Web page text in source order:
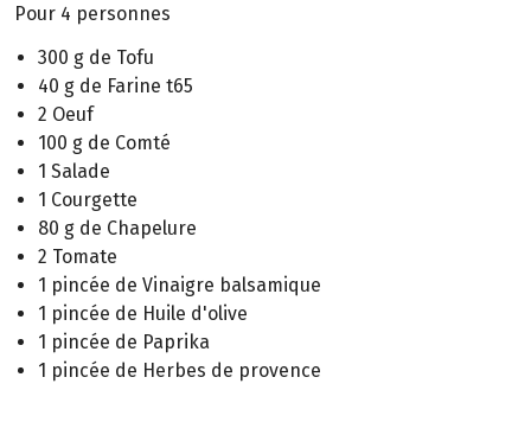
Pour 4 personnes
300 g de Tofu
40 g de Farine t65
2 Oeuf
100 g de Comté
1 Salade
1 Courgette
80 g de Chapelure
2 Tomate
1 pincée de Vinaigre balsamique
1 pincée de Huile d'olive
1 pincée de Paprika
1 pincée de Herbes de provence